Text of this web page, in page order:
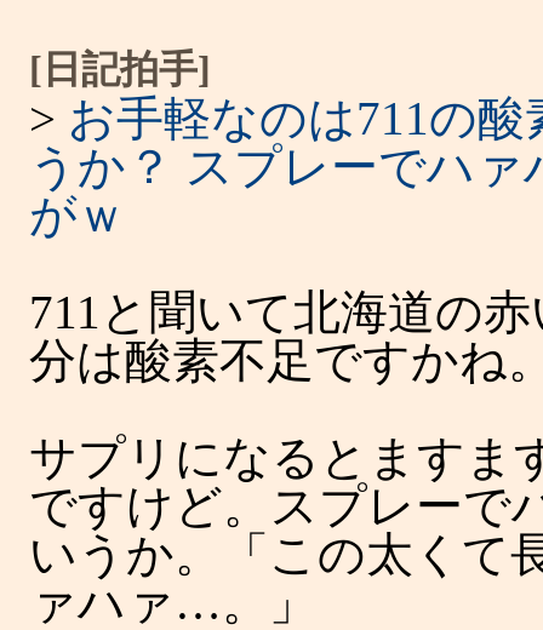
[日記拍手]
> お手軽なのは711の
うか？ スプレーでハ
がｗ
711と聞いて北海道の
分は酸素不足ですかね
サプリになるとますま
ですけど。スプレーで
いうか。「この太くて
ァハァ…。」